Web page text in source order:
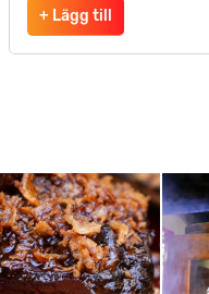
+ Lägg till